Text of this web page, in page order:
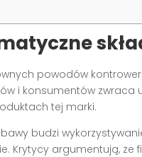
powodów
i konsumentów
tej marki.
budzi
Krytycy argumentują,